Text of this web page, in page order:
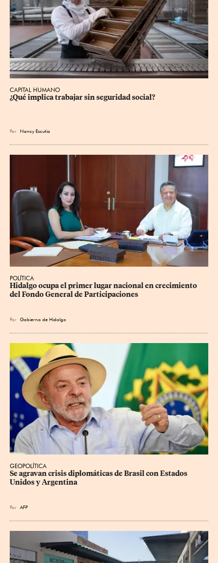
CAPITAL HUMANO
¿Qué implica trabajar sin seguridad social?
Por Nancy Escutia
POLÍTICA
Hidalgo ocupa el primer lugar nacional en crecimiento
del Fondo General de Participaciones
Por Gobierno de Hidalgo
GEOPOLÍTICA
Se agravan crisis diplomáticas de Brasil con Estados
Unidos y Argentina
Por AFP